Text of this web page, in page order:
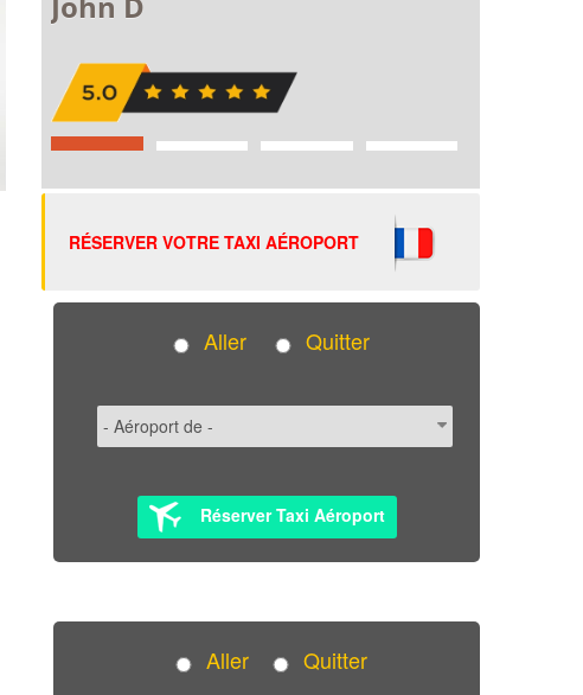
RÉSERVER VOTRE TAXI AÉROPORT
Aller Quitter
Réserver Taxi Aéroport
Aller Quitter